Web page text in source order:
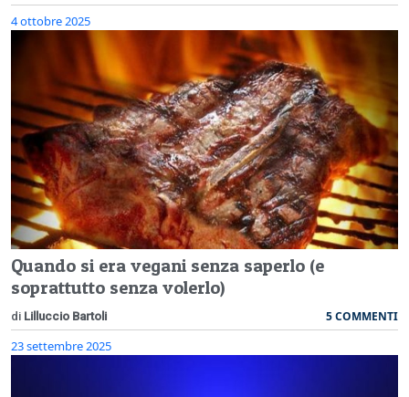
4 ottobre 2025
Quando si era vegani senza saperlo (e
soprattutto senza volerlo)
di Lilluccio Bartoli 5 COMMENTI
23 settembre 2025